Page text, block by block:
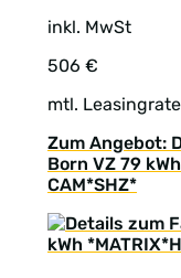
inkl. MwSt
506 €
mtl. Leasingrate
Zum Angebot:
Born VZ 79
CAM*SHZ*